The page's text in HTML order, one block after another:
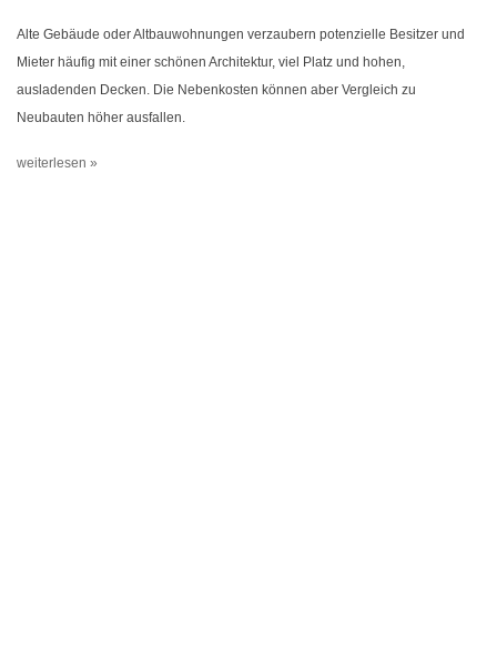
Alte Gebäude oder Altbauwohnungen verzaubern potenzielle Besitzer und
Mieter häufig mit einer schönen Architektur, viel Platz und hohen,
ausladenden Decken. Die Nebenkosten können aber Vergleich zu
Neubauten höher ausfallen.
weiterlesen »